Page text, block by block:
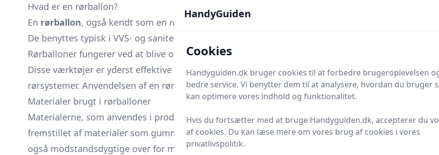
Hvad er en rørballon?
En rørballon, også kendt som en rørboble eller
, er et værktøj designet til at
De benyttes typisk i VVS- og sanitetssektoren til at opfange eller omdirigere vand og andre
Rørballoner fungerer ved at blive oppustet, hvor de udvider sig og hermed skaber en tæt
Disse værktøjer er yderst effektive til at forhindre lækage og oversvømmelse i situationer, hvor
rørsystemer. Anvendelsen af en rørballon kan midlertidigt stoppe væskestrømmen, hvilket
Materialer brugt i rørballoner
Materialerne, som anvendes i produktionen af rørballoner, er udvalgt med henblik på
fremstillet af materialer som gummi eller elastomerer, der er kendt for deres evne til at udvide
også modstandsdygtige over for mange kemikalier og kan fungere i ekstremt varierede
HandyGuiden
Cookies
Handyguiden.dk bruger cookies til at forbedre brugeroplevelsen
bedre service. Vi benytter dem til at analysere, hvordan du bruger
kan optimere vores indhold og funktionalitet.
Hvis du fortsætter med at bruge Handyguiden.dk, accepterer du
af cookies. Du kan læse mere om vores brug af cookies i vores
privatlivspolitik.